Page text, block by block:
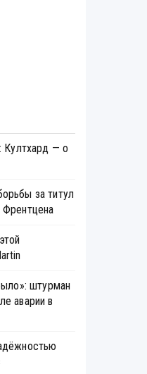
Култхард — о
за титул
штурман
аварии в